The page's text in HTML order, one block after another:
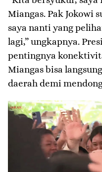
Miangas. Pak Jokowi
saya nanti yang
lagi,” ungkapnya.
pentingnya
Miangas bisa
daerah demi